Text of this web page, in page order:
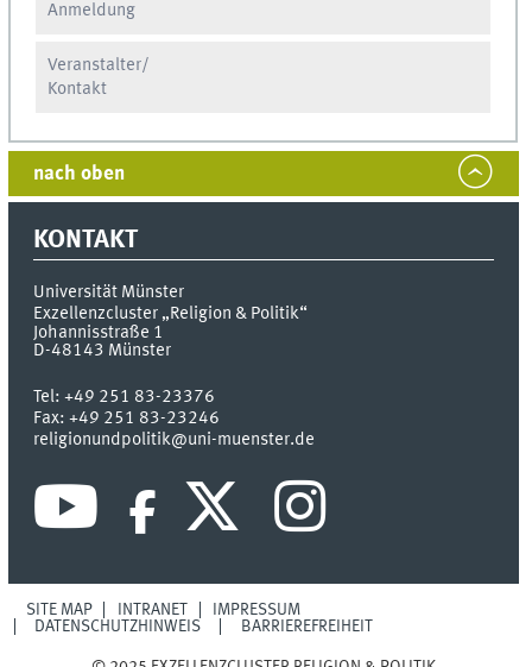
Anmeldung
Veranstalter/
Kontakt
nach oben
KONTAKT
Universität Münster
Exzellenzcluster „Religion & Politik“
Johannisstraße 1
D-48143 Münster
Tel:+49 251 83-23376
Fax:+49 251 83-23246
religionundpolitik@uni-muenster.de
SITE MAP INTRANET
IMPRESSUM
DATENSCHUTZHINWEIS
BARRIEREFREIHEIT